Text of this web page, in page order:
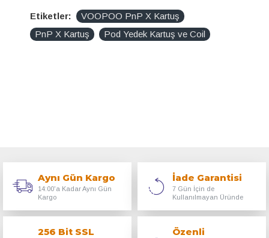
Etiketler:
VOOPOO PnP X Kartuş
PnP X Kartuş
Pod Yedek Kartuş ve Coil
Aynı Gün Kargo
14:00'a Kadar Aynı Gün
Kargo
İade Garantisi
7 Gün İçin de
Kullanılmayan Üründe
256 Bit SSL
Özenli